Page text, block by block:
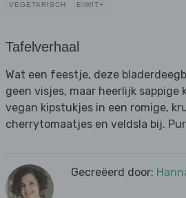
VEGETARISCH EIWIT+
Tafelverhaal
Wat een feestje, deze
geen visjes, maar heerlijk
vegan kipstukjes in een romige,
cherrytomaatjes en veldsla bij.
Gecreëerd door: